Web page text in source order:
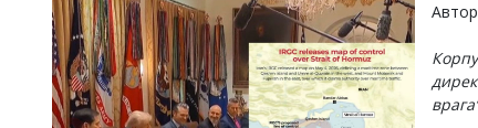
Управители:
Веселин
Василев,